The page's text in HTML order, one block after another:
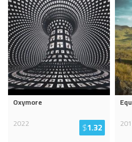
Oxymore
2022
$1.32